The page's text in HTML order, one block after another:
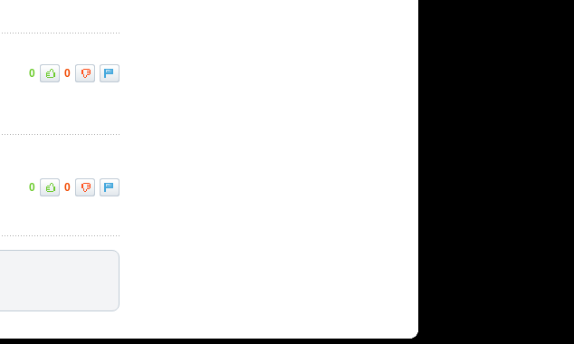
0 0
0 0